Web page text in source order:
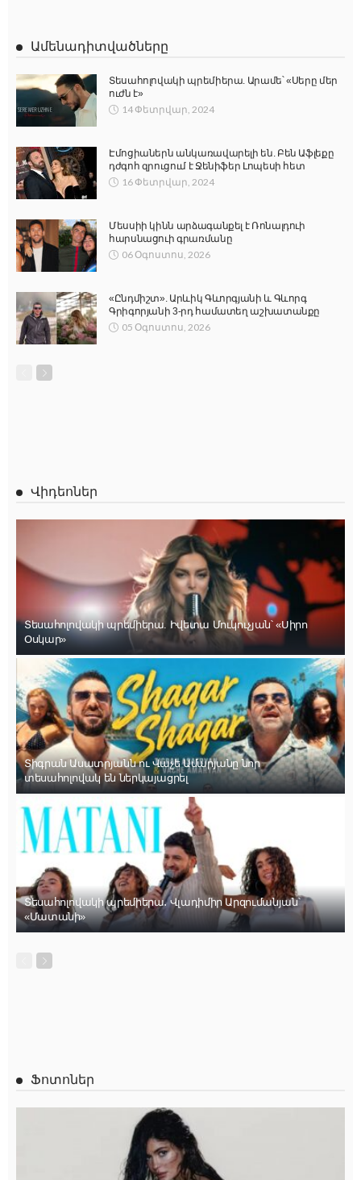
Ամենադիտվածները
Տեսահոլովակի պրեմիերա. Արամե՝ «Սերը մեր
ուժն է»
14 Փետրվար, 2024
Էմոցիաներն անկառավարելի են. Բեն Աֆլեքը
դժգոհ զրուցում է Ջենիֆեր Լոպեսի հետ
16 Փետրվար, 2024
Մեսսիի կինն արձագանքել է Ռոնալդուի
հարսնացուի գրառմանը
06 Օգոստոս, 2026
«Ընդմիշտ». Արևիկ Գևորգյանի և Գևորգ
Գրիգորյանի 3-րդ համատեղ աշխատանքը
05 Օգոստոս, 2026
Վիդեոներ
Տեսահոլովակի պրեմիերա. Իվետա Մուկուչյան՝ «Սիրո
Օսկար»
Տիգրան Ասատրյանն ու Վաչե Ամարյանը նոր
տեսահոլովակ են ներկայացրել
Տեսահոլովակի պրեմիերա․ Վլադիմիր Արզումանյան՝
«Մատանի»
Ֆոտոներ